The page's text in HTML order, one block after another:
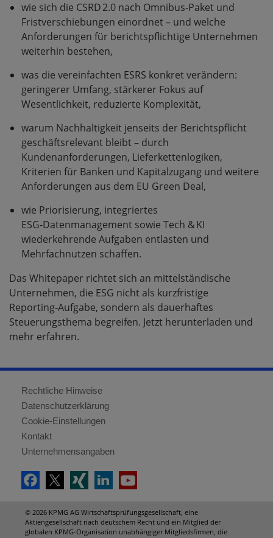
wie sich die CSRD 2.0 nach Omnibus‑Paket und
Fristverschiebungen einordnet – und welche
Anforderungen für berichtspflichtige Unternehmen
weiterhin bestehen,
was die vereinfachten ESRS konkret verändern:
geringerer Umfang, stärkerer Fokus auf
Wesentlichkeit, reduzierte Komplexität,
warum Nachhaltigkeit jenseits der Berichtspflicht
geschäftsrelevant bleibt – durch
Kundenanforderungen, Lieferkettenlogiken,
Kriterien für Banken und Kapitalzugang und weitere
Anforderungen aus dem EU Green Deal,
wie Priorisierung, integriertes
ESG‑Datenmanagement sowie Tech & KI
wiederkehrende Aufgaben entlasten und
Mehrfachnutzen schaffen.
Das Whitepaper richtet sich an mittelständische
Unternehmen, die ESG nicht als kurzfristige
Reporting‑Aufgabe, sondern als dauerhaftes
Steuerungsthema begreifen. Jetzt herunterladen und
mehr erfahren.
Rechtliche Hinweise
Datenschutzerklärung
Cookie-Einstellungen
Kontakt
Unternehmensangaben
© 2026 KPMG AG Wirtschaftsprüfungsgesellschaft, eine
Aktiengesellschaft nach deutschem Recht und ein Mitglied der
globalen KPMG-Organisation unabhängiger Mitgliedsfirmen, die